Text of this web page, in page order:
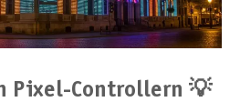
Pixel-Controllern 💡